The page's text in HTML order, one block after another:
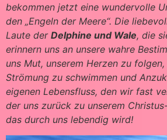
bekommen jetzt eine wundervolle
den „Engeln der Meere“. Die
Laute der Delphine und Wale, die
erinnern uns an unsere wahre
uns Mut, unserem Herzen zu
Strömung zu schwimmen und
eigenen Lebensfluss, den wir fast
der uns zurück zu unserem
das durch uns lebendig wird!